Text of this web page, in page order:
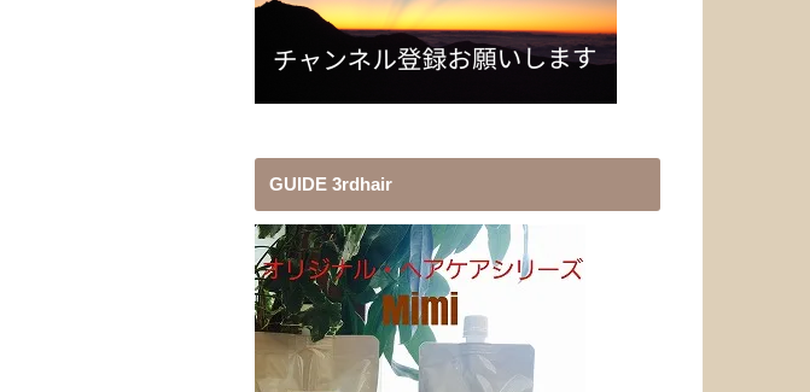
GUIDE 3rdhair